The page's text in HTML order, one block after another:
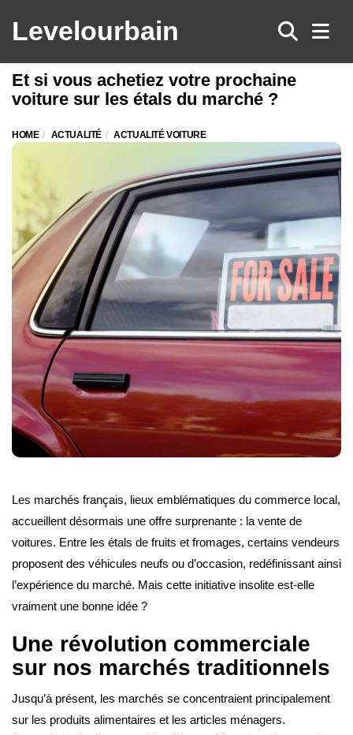
Levelourbain
Et si vous achetiez votre prochaine
voiture sur les étals du marché ?
HOME ACTUALITÉ ACTUALITÉ VOITURE
Les marchés français, lieux emblématiques du commerce local,
accueillent désormais une offre surprenante : la vente de
voitures. Entre les étals de fruits et fromages, certains vendeurs
proposent des véhicules neufs ou d’occasion, redéfinissant ainsi
l’expérience du marché. Mais cette initiative insolite est-elle
vraiment une bonne idée ?
Une révolution commerciale
sur nos marchés traditionnels
Jusqu’à présent, les marchés se concentraient principalement
sur les produits alimentaires et les articles ménagers.